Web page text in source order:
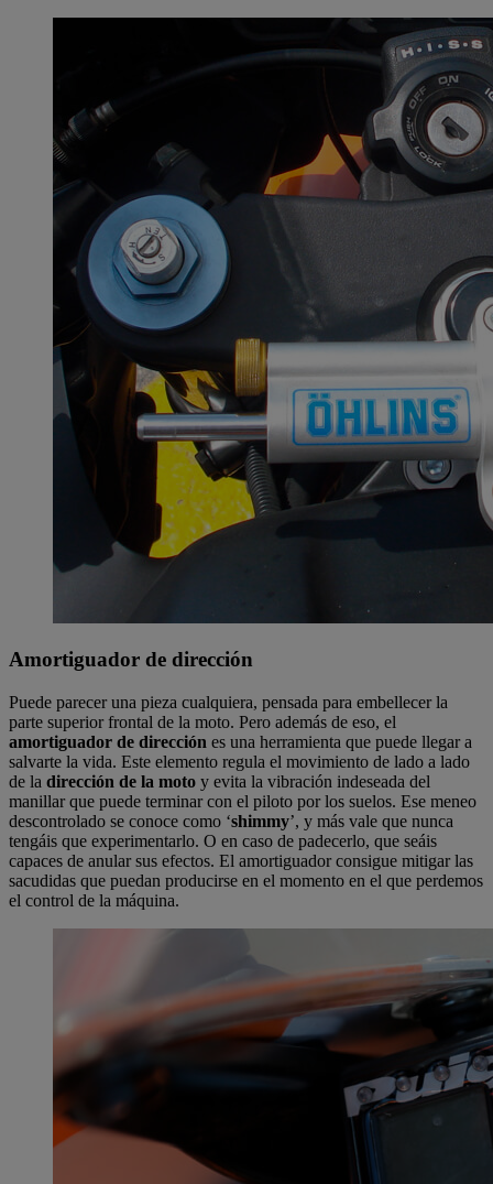
Amortiguador de dirección
Puede parecer una pieza cualquiera, pensada para embellecer la
parte superior frontal de la moto. Pero además de eso, el
amortiguador de dirección es una herramienta que puede llegar a
salvarte la vida. Este elemento regula el movimiento de lado a lado
de la dirección de la moto y evita la vibración indeseada del
manillar que puede terminar con el piloto por los suelos. Ese meneo
descontrolado se conoce como ‘shimmy’, y más vale que nunca
tengáis que experimentarlo. O en caso de padecerlo, que seáis
capaces de anular sus efectos. El amortiguador consigue mitigar las
sacudidas que puedan producirse en el momento en el que perdemos
el control de la máquina.